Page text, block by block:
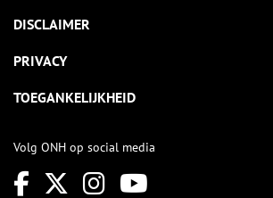
DISCLAIMER
PRIVACY
TOEGANKELIJKHEID
Volg ONH op social media